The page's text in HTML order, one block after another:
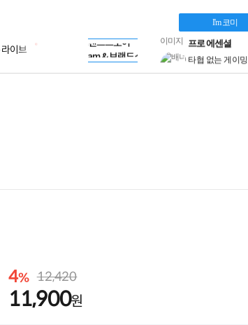
I'm 코미
라이브
LG gram & 브랜드스토어
Microsoft 브랜드스토어
AMD 브랜드스토어
Dell 구매 찬스
프로 에센셜
타협 없는 게이밍
HP OMEN
로지텍
4% 12,420
11,900원